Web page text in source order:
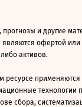
прогнозы и другие
являются офертой
активов.
ресурсе
технологии
сбора,